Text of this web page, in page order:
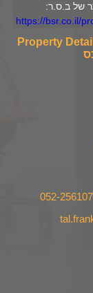
של ב.ס.ר:
https://bsr.co.il/
052-